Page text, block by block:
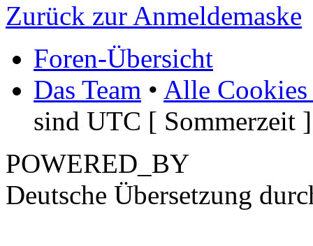
Zurück zur Anmeldemaske
Foren-Übersicht
Das Team • Alle Cookies
sind UTC [ Sommerzeit ]
POWERED_BY
Deutsche Übersetzung